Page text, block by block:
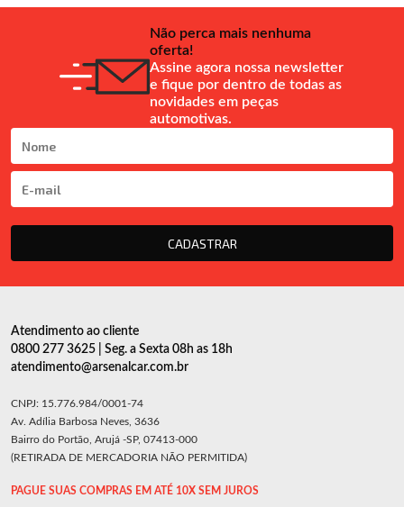
Não perca mais nenhuma
oferta!
Assine agora nossa newsletter
e fique por dentro de todas as
novidades em peças
automotivas.
CADASTRAR
Atendimento ao cliente
0800 277 3625 | Seg. a Sexta 08h as 18h
atendimento@arsenalcar.com.br
CNPJ: 15.776.984/0001-74
Av. Adília Barbosa Neves, 3636
Bairro do Portão, Arujá -SP, 07413-000
(RETIRADA DE MERCADORIA NÃO PERMITIDA)
PAGUE SUAS COMPRAS EM ATÉ 10X SEM JUROS